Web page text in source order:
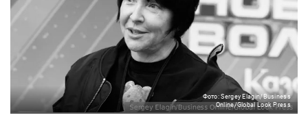
Фото: Sergey Elagin/Business
Online/Global Look Press